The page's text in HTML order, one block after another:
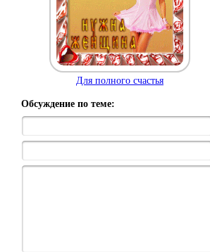
Для полного счастья
Обсуждение по теме: